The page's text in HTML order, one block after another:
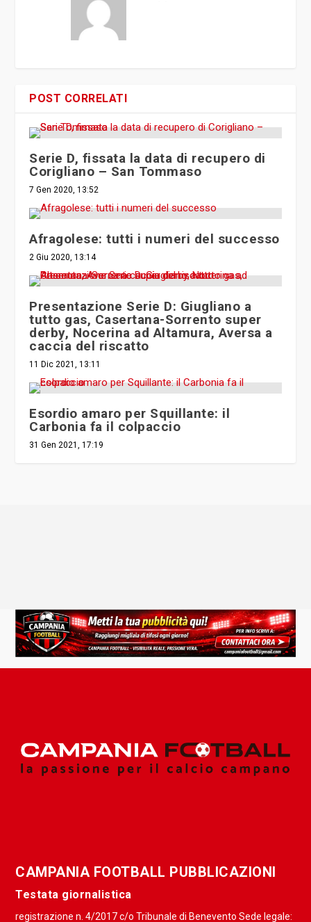
POST CORRELATI
Serie D, fissata la data di recupero di
Corigliano – San Tommaso
7 Gen 2020, 13:52
Afragolese: tutti i numeri del successo
2 Giu 2020, 13:14
Presentazione Serie D: Giugliano a
tutto gas, Casertana-Sorrento super
derby, Nocerina ad Altamura, Aversa a
caccia del riscatto
11 Dic 2021, 13:11
Esordio amaro per Squillante: il
Carbonia fa il colpaccio
31 Gen 2021, 17:19
CAMPANIA FOOTBALL PUBBLICAZIONI
Testata giornalistica
registrazione n. 4/2017 c/o Tribunale di Benevento Sede legale: